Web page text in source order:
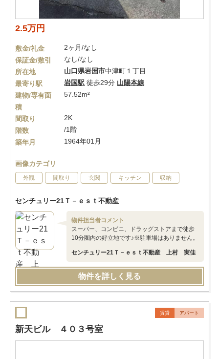
2.5万円
敷金/礼金
2ヶ月/なし
保証金/敷引
なし/なし
所在地
山口県岩国市中津町１丁目
最寄り駅
岩国駅 徒歩29分 山陽本線
建物/専有面
積
57.52m²
間取り
2K
階数
/1階
築年月
1964年01月
画像カテゴリ
外観 間取り 玄関 キッチン 収納
センチュリー21Ｔ－ｅｓｔ不動産
物件担当者コメント
スーパー、コンビニ、ドラッグストアまで徒歩
10分圏内の好立地です♪※駐車場はありません。
センチュリー21Ｔ－ｅｓｔ不動産 上村 実佳
物件を詳しく見る
賃貸 アパート
新天ビル ４０３号室